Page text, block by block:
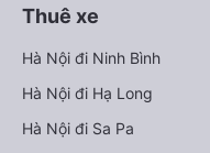
Thuê xe
Hà Nội đi Ninh Bình
Hà Nội đi Hạ Long
Hà Nội đi Sa Pa